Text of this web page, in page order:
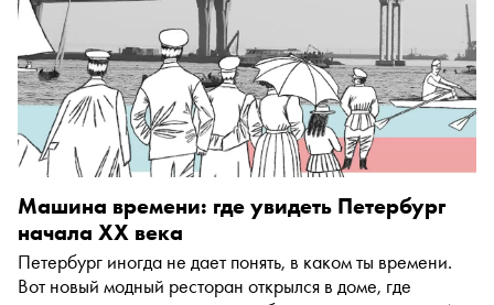
Машина времени: где увидеть Петербург
начала XX века
Петербург иногда не дает понять, в каком ты времени.
Вот новый модный ресторан открылся в доме, где